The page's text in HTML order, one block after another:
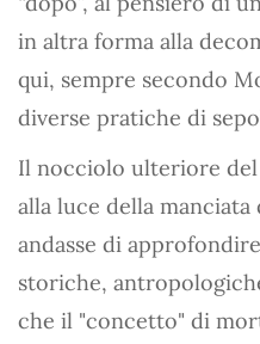
in altra forma alla
qui, sempre secondo
diverse pratiche di
Il nocciolo ulteriore del
alla luce della
andasse di
storiche,
che il "concetto" di